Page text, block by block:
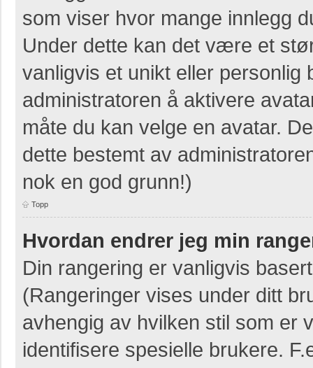
som viser hvor mange innlegg
Under dette kan det være et
vanligvis et unikt eller personlig
administratoren å aktivere
måte du kan velge en avatar.
dette bestemt av
nok en god grunn!)
Topp
Hvordan endrer jeg min
Din rangering er vanligvis
(Rangeringer vises under ditt
avhengig av hvilken stil som er
identifisere spesielle brukere.